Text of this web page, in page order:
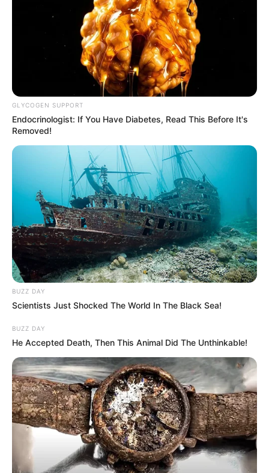
GLYCOGEN SUPPORT
Endocrinologist: If You Have Diabetes, Read This Before It's
Removed!
BUZZ DAY
Scientists Just Shocked The World In The Black Sea!
BUZZ DAY
He Accepted Death, Then This Animal Did The Unthinkable!